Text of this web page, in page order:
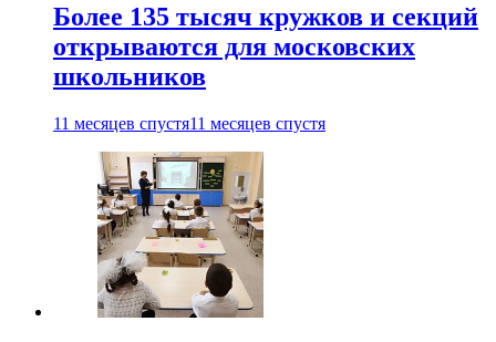
Более 135 тысяч кружков и секций
открываются для московских
школьников
11 месяцев спустя11 месяцев спустя